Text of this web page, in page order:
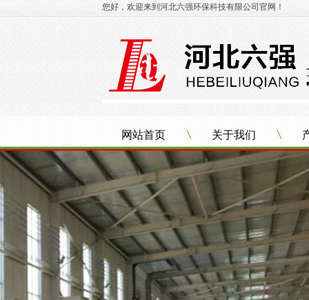
您好，欢迎来到河北六强环保科技有限公司官网！
网站首页 关于我们